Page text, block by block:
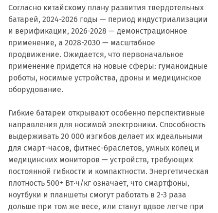
Согласно китайскому плану развития твердотельных
батарей, 2024-2026 годы — период индустриализации
и верификации, 2026-2028 — демонстрационное
применение, а 2028-2030 — масштабное
продвижение. Ожидается, что первоначальное
применение придется на новые сферы: гуманоидные
роботы, носимые устройства, дроны и медицинское
оборудование.
Гибкие батареи открывают особенно перспективные
направления для носимой электроники. Способность
выдерживать 20 000 изгибов делает их идеальными
для смарт-часов, фитнес-браслетов, умных колец и
медицинских мониторов — устройств, требующих
постоянной гибкости и компактности. Энергетическая
плотность 500+ Вт·ч/кг означает, что смартфоны,
ноутбуки и планшеты смогут работать в 2-3 раза
дольше при том же весе, или станут вдвое легче при